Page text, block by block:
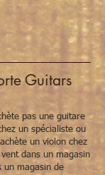
Guitars
pas une guitare
un spécialiste ou
un violon chez
dans un magasin
un magasin de